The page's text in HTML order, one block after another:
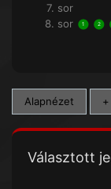
7. sor
8. sor 1 2
Alapnézet +
Választott